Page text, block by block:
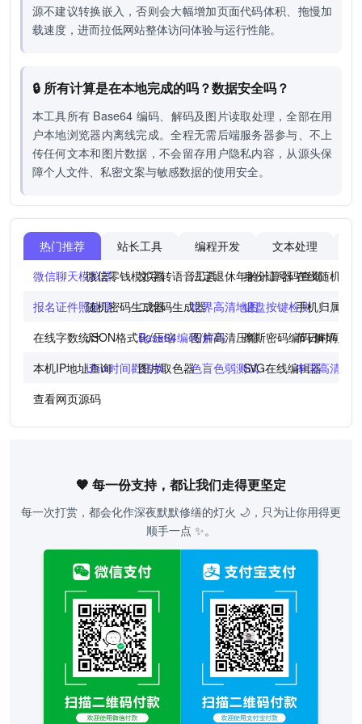
源不建议转换嵌入，否则会大幅增加页面代码体积、拖慢加
载速度，进而拉低网站整体访问体验与运行性能。
🔒 所有计算是在本地完成的吗？数据安全吗？
本工具所有 Base64 编码、解码及图片读取处理，全部在用
户本地浏览器内离线完成。全程无需后端服务器参与、不上
传任何文本和图片数据，不会留存用户隐私内容，从源头保
障个人文件、私密文案与敏感数据的使用安全。
热门推荐 站长工具 编程开发 文本处理
微信聊天模拟器微信零钱模拟器文字转语音工具法定退休年龄计算器
身份证号码查询在线随机点
报名证件照处理随机密码生成器二维码生成器世界高清地图键盘按键检测手机归属地
在线字数统计JSON格式化/压缩Base64编码/解码图片高清压缩摩斯密码编码/解码
节日时间倒
本机IP地址查询Unix时间戳转换图片取色器色盲色弱测试SVG在线编辑器中国高清地
查看网页源码
🧡 每一份支持，都让我们走得更坚定
每一次打赏，都会化作深夜默默修缮的灯火 🌙，只为让你用得更
顺手一点 ✨。